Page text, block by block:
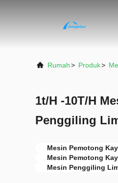
Rumah> Produk>
1t/H -10T/H
Penggiling
Mesin Pemotong
Mesin Pemotong
Mesin Penggiling